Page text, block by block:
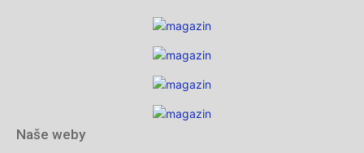
Naše weby